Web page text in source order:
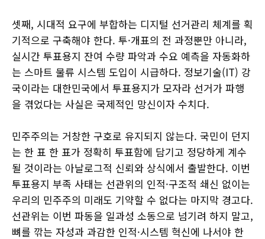
셋째, 시대적 요구에 부합하는 디지털 선거관리 체계를 획
기적으로 구축해야 한다. 투·개표의 전 과정뿐만 아니라,
실시간 투표용지 잔여 수량 파악과 수요 예측을 자동화하
는 스마트 물류 시스템 도입이 시급하다. 정보기술(IT) 강
국이라는 대한민국에서 투표용지가 모자라 선거가 파행
을 겪었다는 사실은 국제적인 망신이자 수치다.
민주주의는 거창한 구호로 유지되지 않는다. 국민이 던지
는 한 표 한 표가 정확히 투표함에 담기고 정당하게 계수
될 것이라는 아날로그적 신뢰와 상식에서 출발한다. 이번
투표용지 부족 사태는 선관위의 인적·구조적 쇄신 없이는
우리의 민주주의 미래도 기약할 수 없다는 마지막 경고다.
선관위는 이번 파동을 일과성 소동으로 넘기려 하지 말고,
뼈를 깎는 자성과 과감한 인적·시스템 혁신에 나서야 한